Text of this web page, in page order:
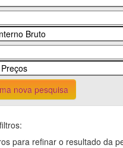
nova pesquisa
para refinar o resultado da